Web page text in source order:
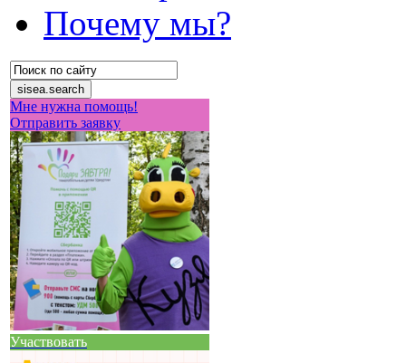
Почему мы?
Мне нужна помощь!
Отправить заявку
Участвовать